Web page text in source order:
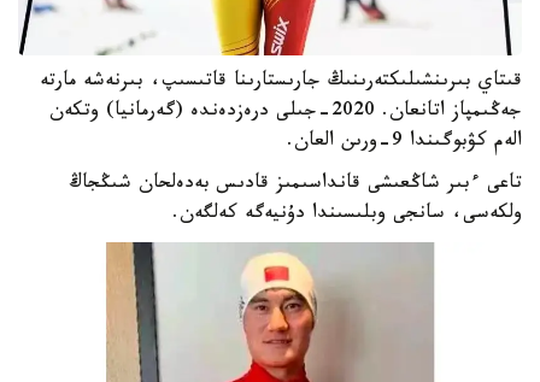
قىتاي بىرىنشىلىكتەرىنىڭ جارىستارىنا قاتىسىپ، بىرنەشە مارتە
جەڭىمپاز اتانعان. 2020-جىلى درەزدەندە (گەرمانيا) وتكەن
الەم كۋبوگىندا 9-ورىن العان.
تاعى ءبىر شاڭعىشى قانداسىمىز قادىس بەدەلحان شىڭجاڭ
ولكەسى، سانجى وبلىسىندا دۇنيەگە كەلگەن.